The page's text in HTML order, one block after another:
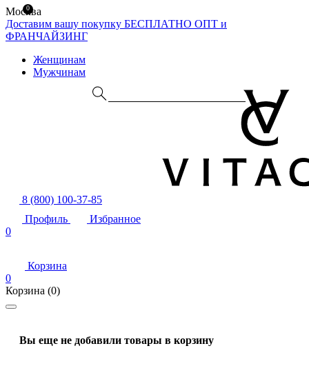
Москва
Доставим вашу покупку БЕСПЛАТНО ОПТ и
ФРАНЧАЙЗИНГ
Женщинам
Мужчинам
8 (800) 100-37-85
Профиль
Избранное
0
Корзина
0
Корзина (0)
Вы еще не добавили товары в корзину
0